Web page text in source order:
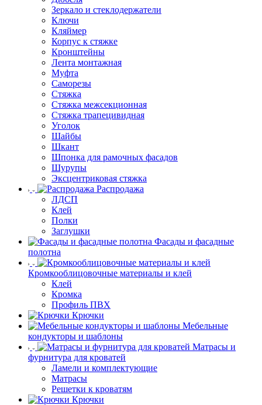
Зеркало и стеклодержатели
Ключи
Кляймер
Корпус к стяжке
Кронштейны
Лента монтажная
Муфта
Саморезы
Стяжка
Стяжка межсекционная
Стяжка трапецивидная
Уголок
Шайбы
Шкант
Шпонка для рамочных фасадов
Шурупы
Эксцентриковая стяжка
Распродажа
ЛДСП
Клей
Полки
Заглушки
Фасады и фасадные
полотна
Кромкооблицовочные материалы и клей
Клей
Кромка
Профиль ПВХ
Крючки
Мебельные
кондукторы и шаблоны
Матрасы и
фурнитура для кроватей
Ламели и комплектующие
Матрасы
Решетки к кроватям
Крючки